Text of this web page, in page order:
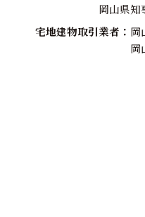
岡山県
宅地建物取引業者
岡
岡